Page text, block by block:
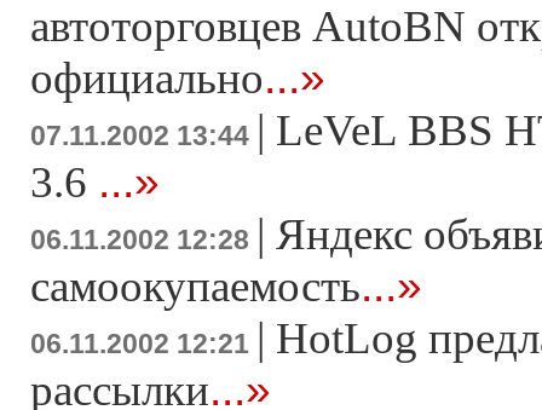
автоторговцев AutoBN
официально...»
07.11.2002 13:44 | LeVeL BBS
3.6 ...»
06.11.2002 12:28 | Яндекс
самоокупаемость...»
06.11.2002 12:21 | HotLog
рассылки...»